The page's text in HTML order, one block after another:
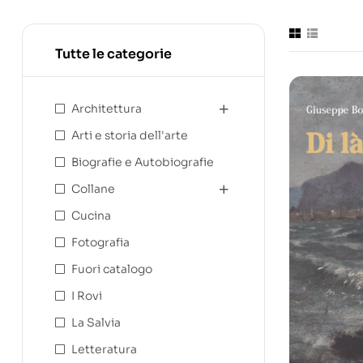
Tutte le categorie
Architettura
Arti e storia dell'arte
Biografie e Autobiografie
Collane
Cucina
Fotografia
Fuori catalogo
I Rovi
La Salvia
Letteratura